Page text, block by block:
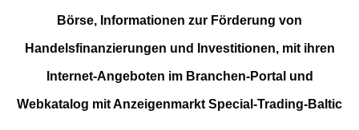
Börse, Informationen zur Förderung von
Handelsfinanzierungen und Investitionen, mit ihren
Internet-Angeboten im Branchen-Portal und
Webkatalog mit Anzeigenmarkt Special-Trading-Baltic